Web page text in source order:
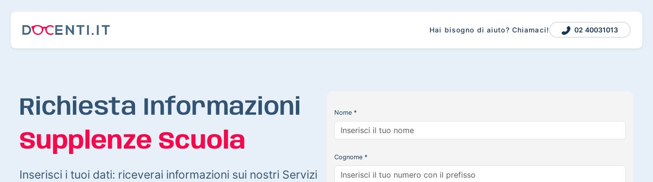
Hai bisogno di aiuto? Chiamaci! 02 40031013
Richiesta Informazioni
Supplenze Scuola
Inserisci i tuoi dati: riceverai informazioni sui nostri Servizi
Nome *
Cognome *